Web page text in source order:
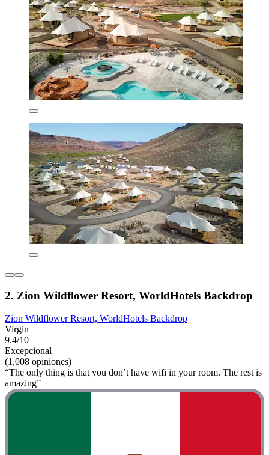
2. Zion Wildflower Resort, WorldHotels Backdrop
Zion Wildflower Resort, WorldHotels Backdrop
Virgin
9.4/10
Excepcional
(1,008 opiniones)
“The only thing is that you don’t have wifi in your room. The rest is
amazing”